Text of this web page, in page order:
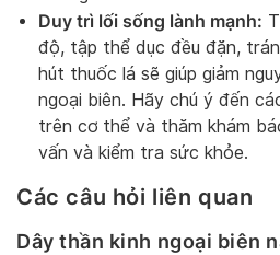
Duy trì lối sống lành mạnh:
độ, tập thể dục đều đặn,
hút thuốc lá sẽ giúp giảm
ngoại biên. Hãy chú ý đến
trên cơ thể và thăm khám
vấn và kiểm tra sức khỏe.
Các câu hỏi liên quan
Dây thần kinh ngoại biên